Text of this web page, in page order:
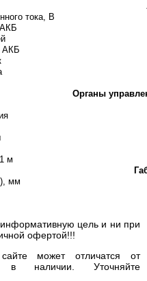
тока, В
АКБ
Органы
м
мм
цель и ни при
офертой!!!
может отличатся от
в наличии. Уточняйте